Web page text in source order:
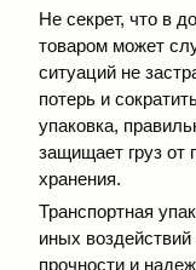
Не секрет, что в
товаром может
ситуаций не
потерь и
упаковка,
защищает груз от
хранения.
Транспортная
иных
прочности и